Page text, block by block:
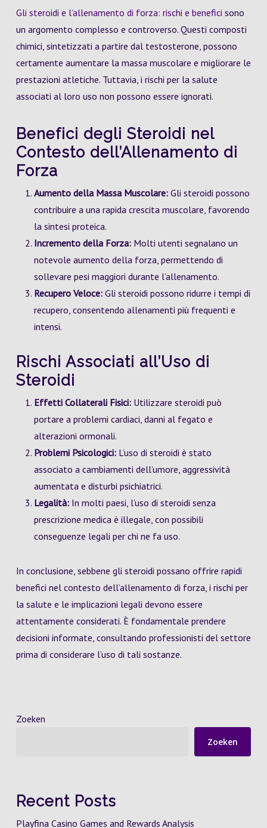
Gli steroidi e l’allenamento di forza: rischi e benefici sono
un argomento complesso e controverso. Questi composti
chimici, sintetizzati a partire dal testosterone, possono
certamente aumentare la massa muscolare e migliorare le
prestazioni atletiche. Tuttavia, i rischi per la salute
associati al loro uso non possono essere ignorati.
Benefici degli Steroidi nel
Contesto dell’Allenamento di
Forza
Aumento della Massa Muscolare:Gli steroidi possono
contribuire a una rapida crescita muscolare, favorendo
la sintesi proteica.
Incremento della Forza:Molti utenti segnalano un
notevole aumento della forza, permettendo di
sollevare pesi maggiori durante l’allenamento.
Recupero Veloce:Gli steroidi possono ridurre i tempi di
recupero, consentendo allenamenti più frequenti e
intensi.
Rischi Associati all’Uso di
Steroidi
Effetti Collaterali Fisici:Utilizzare steroidi può
portare a problemi cardiaci, danni al fegato e
alterazioni ormonali.
Problemi Psicologici:L’uso di steroidi è stato
associato a cambiamenti dell’umore, aggressività
aumentata e disturbi psichiatrici.
Legalità:In molti paesi, l’uso di steroidi senza
prescrizione medica è illegale, con possibili
conseguenze legali per chi ne fa uso.
In conclusione, sebbene gli steroidi possano offrire rapidi
benefici nel contesto dell’allenamento di forza, i rischi per
la salute e le implicazioni legali devono essere
attentamente considerati. È fondamentale prendere
decisioni informate, consultando professionisti del settore
prima di considerare l’uso di tali sostanze.
Zoeken
Zoeken
Recent Posts
Playfina Casino Games and Rewards Analysis